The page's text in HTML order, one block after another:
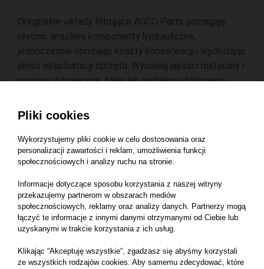
Oryginalne wkłady filtrujące AGCO Parts pomagają
chronić wrażliwe komponenty hydrauliczne,
jednocześnie obniżając koszty konserwacji i wydłużając
okres eksploatacji sprzętu. Wysokiej jakości materiały i
procesy inżynieryjne, takie jak metalowa plisowana
maksymalizują niezawodność i trwałość dzięki
Numer katalogowy części:ACP0329930
Marka:Massey Ferguson
Pasuje do maszyny:
Massey Ferguson 3707 V
Pliki cookies
Wykorzystujemy pliki cookie w celu dostosowania oraz
personalizacji zawartości i reklam, umożliwienia funkcji
społecznościowych i analizy ruchu na stronie.
Informacje dotyczące sposobu korzystania z naszej witryny
przekazujemy partnerom w obszarach mediów
społecznościowych, reklamy oraz analizy danych. Partnerzy mogą
łączyć te informacje z innymi danymi otrzymanymi od Ciebie lub
uzyskanymi w trakcie korzystania z ich usług.
Klikając “Akceptuję wszystkie“, zgadzasz się abyśmy korzystali
ze wszystkich rodzajów cookies. Aby samemu zdecydować, które